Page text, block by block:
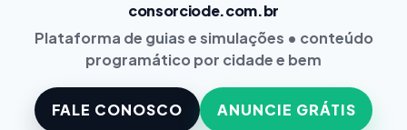
consorciode.com.br
Plataforma de guias e simulações • conteúdo
programático por cidade e bem
FALE CONOSCO ANUNCIE GRÁTIS